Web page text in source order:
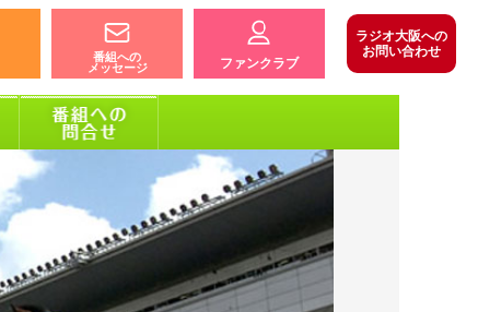
番組への
メッセージ
ファンクラブ
ラジオ大阪への
お問い合わせ